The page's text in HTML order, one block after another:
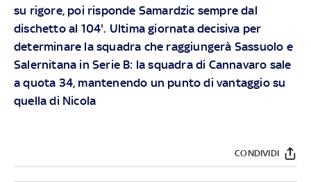
su rigore, poi risponde Samardzic sempre dal
dischetto al 104'. Ultima giornata decisiva per
determinare la squadra che raggiungerà Sassuolo e
Salernitana in Serie B: la squadra di Cannavaro sale
a quota 34, mantenendo un punto di vantaggio su
quella di Nicola
CONDIVIDI